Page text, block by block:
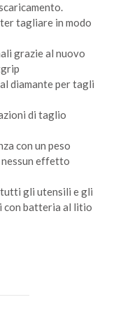
tagliare in modo
grazie al nuovo
diamante per tagli
di taglio
con un peso
effetto
gli utensili e gli
con batteria al litio